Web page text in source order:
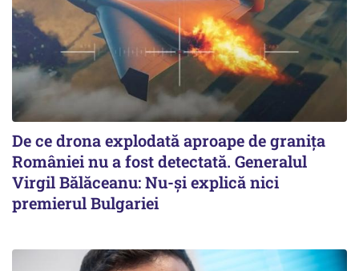
De ce drona explodată aproape de granița
României nu a fost detectată. Generalul
Virgil Bălăceanu: Nu-și explică nici
premierul Bulgariei